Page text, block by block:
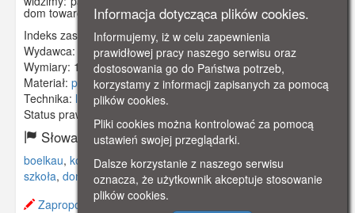
dom towarowy Alberta Szczodrowskiego i budynek szkoły.
Indeks zasobu:GSP00318
Wydawca:
Albert Szczodrowski, Boelkau
Wymiary: 143 x 92 mm
Materiał: pocztówka
Technika: litografia
Status prawny:
Słowa kluczowe:
boelkau, kolbudy,kahlbude,wieś kaszubska ,papiernia
szkoła, dom towarowy
Zaproponuj zmianę opisu.
Informacja dotycząca plików cookies.
Informujemy, iż w celu zapewnienia
prawidłowej pracy naszego serwisu oraz
dostosowania go do Państwa potrzeb,
korzystamy z informacji zapisanych za pomocą
plików cookies.
Pliki cookies można kontrolować za pomocą
ustawień swojej przeglądarki.
Dalsze korzystanie z naszego serwisu
oznacza, że użytkownik akceptuje stosowanie
plików cookies.